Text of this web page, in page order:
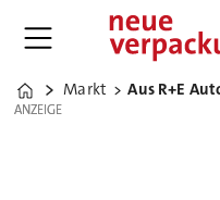
Home
Markt
ANZEIGE
ANZEIGE